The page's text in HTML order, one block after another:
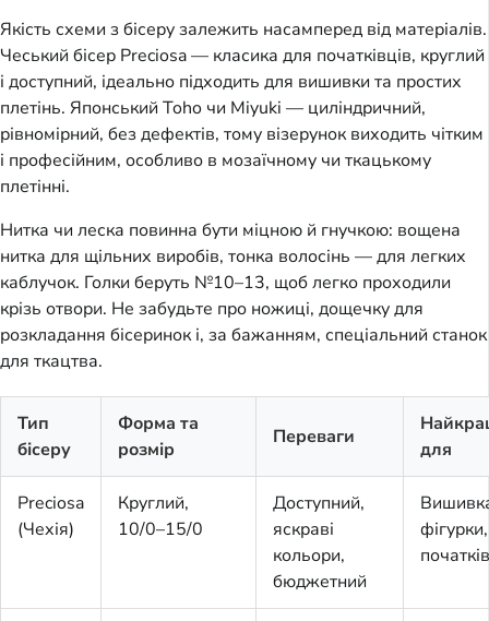
Якість схеми з бісеру залежить насамперед від матеріалів.
Чеський бісер Preciosa — класика для початківців, круглий
і доступний, ідеально підходить для вишивки та простих
плетінь. Японський Toho чи Miyuki — циліндричний,
рівномірний, без дефектів, тому візерунок виходить чітким
і професійним, особливо в мозаїчному чи ткацькому
плетінні.
Нитка чи леска повинна бути міцною й гнучкою: вощена
нитка для щільних виробів, тонка волосінь — для легких
каблучок. Голки беруть №10–13, щоб легко проходили
крізь отвори. Не забудьте про ножиці, дощечку для
розкладання бісеринок і, за бажанням, спеціальний станок
для ткацтва.
Тип
бісеру
Форма та
розмір
Переваги
для
Preciosa
(Чехія)
Круглий,
10/0–15/0
Доступний,
яскраві
кольори,
бюджетний
фігурки,